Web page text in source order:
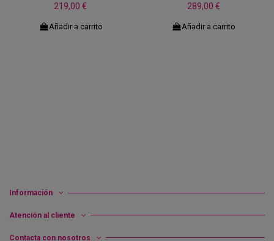
219,00 €
Añadir a carrito
289,00 €
Añadir a carrito
Información
Atención al cliente
Contacta con nosotros